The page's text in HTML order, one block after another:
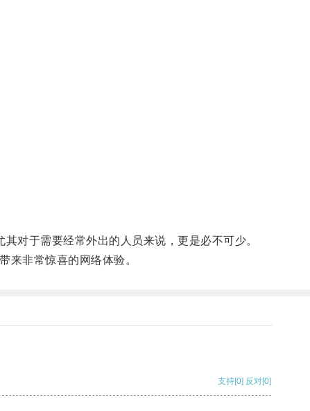
对于需要经常外出的人员来说，更是必不可少。
非常惊喜的网络体验。
支持[0] 反对[0]